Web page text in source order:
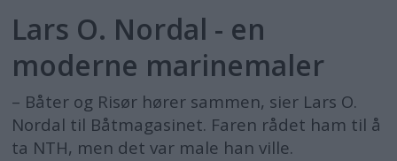
Lars O. Nordal - en
moderne marinemaler
– Båter og Risør hører sammen, sier Lars O.
Nordal til Båtmagasinet. Faren rådet ham til å
ta NTH, men det var male han ville.